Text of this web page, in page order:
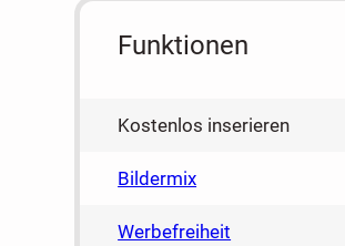
Funktionen
Kostenlos inserieren
Bildermix
Werbefreiheit